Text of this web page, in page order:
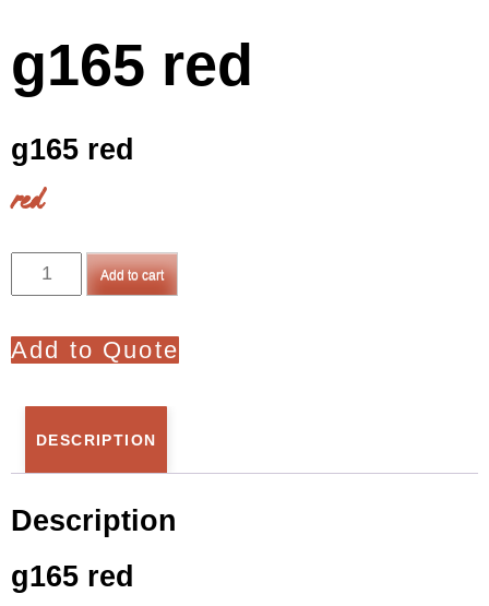
g165 red
g165 red
red
g165
red
Add to cart
Add to Quote
DESCRIPTION
Description
g165 red